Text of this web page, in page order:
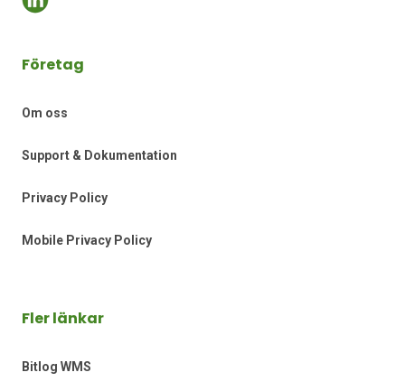
Företag
Om oss
Support & Dokumentation
Privacy Policy
Mobile Privacy Policy
Fler länkar
Bitlog WMS